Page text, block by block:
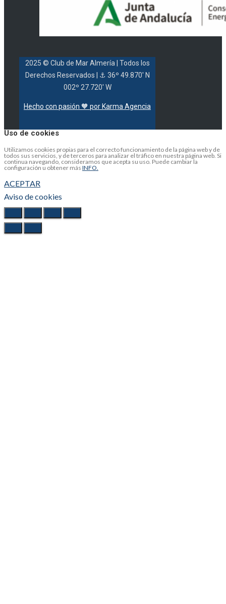
2025 © Club de Mar Almería | Todos los
Derechos Reservados | ⚓ 36º 49.870' N
002º 27.720' W
Hecho con pasión 🧡 por Karma Agencia
Uso de cookies
Utilizamos cookies propias para el correcto funcionamiento de la página web y de
todos sus servicios, y de terceros para analizar el tráfico en nuestra página web. Si
continua navegando, consideramos que acepta su uso. Puede cambiar la
configuración u obtener más INFO.
ACEPTAR
Aviso de cookies